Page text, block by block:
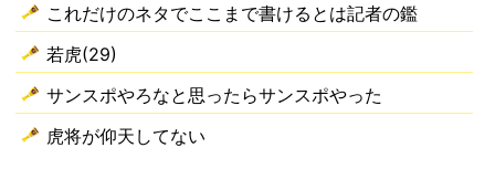
これだけのネタでここまで書けるとは記者の鑑
若虎(29)
サンスポやろなと思ったらサンスポやった
虎将が仰天してない